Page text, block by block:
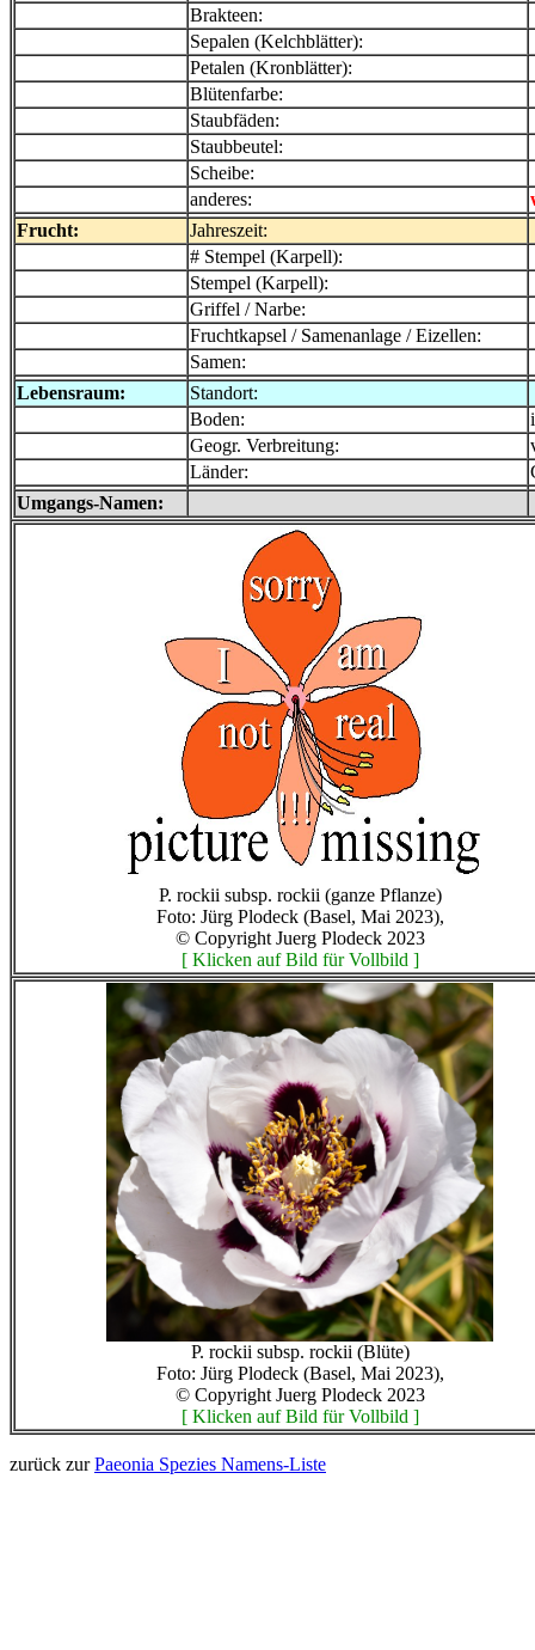
Brakteen:
Sepalen (Kelchblätter):
Petalen (Kronblätter):
Blütenfarbe:
Staubfäden:
Staubbeutel:
Scheibe:
anderes:
Frucht:
Jahreszeit:
# Stempel (Karpell):
Stempel (Karpell):
Griffel / Narbe:
Fruchtkapsel / Samenanlage / Eizellen:
Samen:
Lebensraum:
Standort:
Boden:
Geogr. Verbreitung:
Länder:
Umgangs-Namen:
P. rockii subsp. rockii (ganze Pflanze)
Foto: Jürg Plodeck (Basel, Mai 2023),
© Copyright Juerg Plodeck 2023
[ Klicken auf Bild für Vollbild ]
P. rockii subsp. rockii (Blüte)
Foto: Jürg Plodeck (Basel, Mai 2023),
© Copyright Juerg Plodeck 2023
[ Klicken auf Bild für Vollbild ]
zurück zurPaeonia Spezies Namens-Liste